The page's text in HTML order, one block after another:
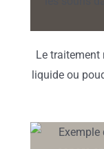
Le traitement
liquide ou